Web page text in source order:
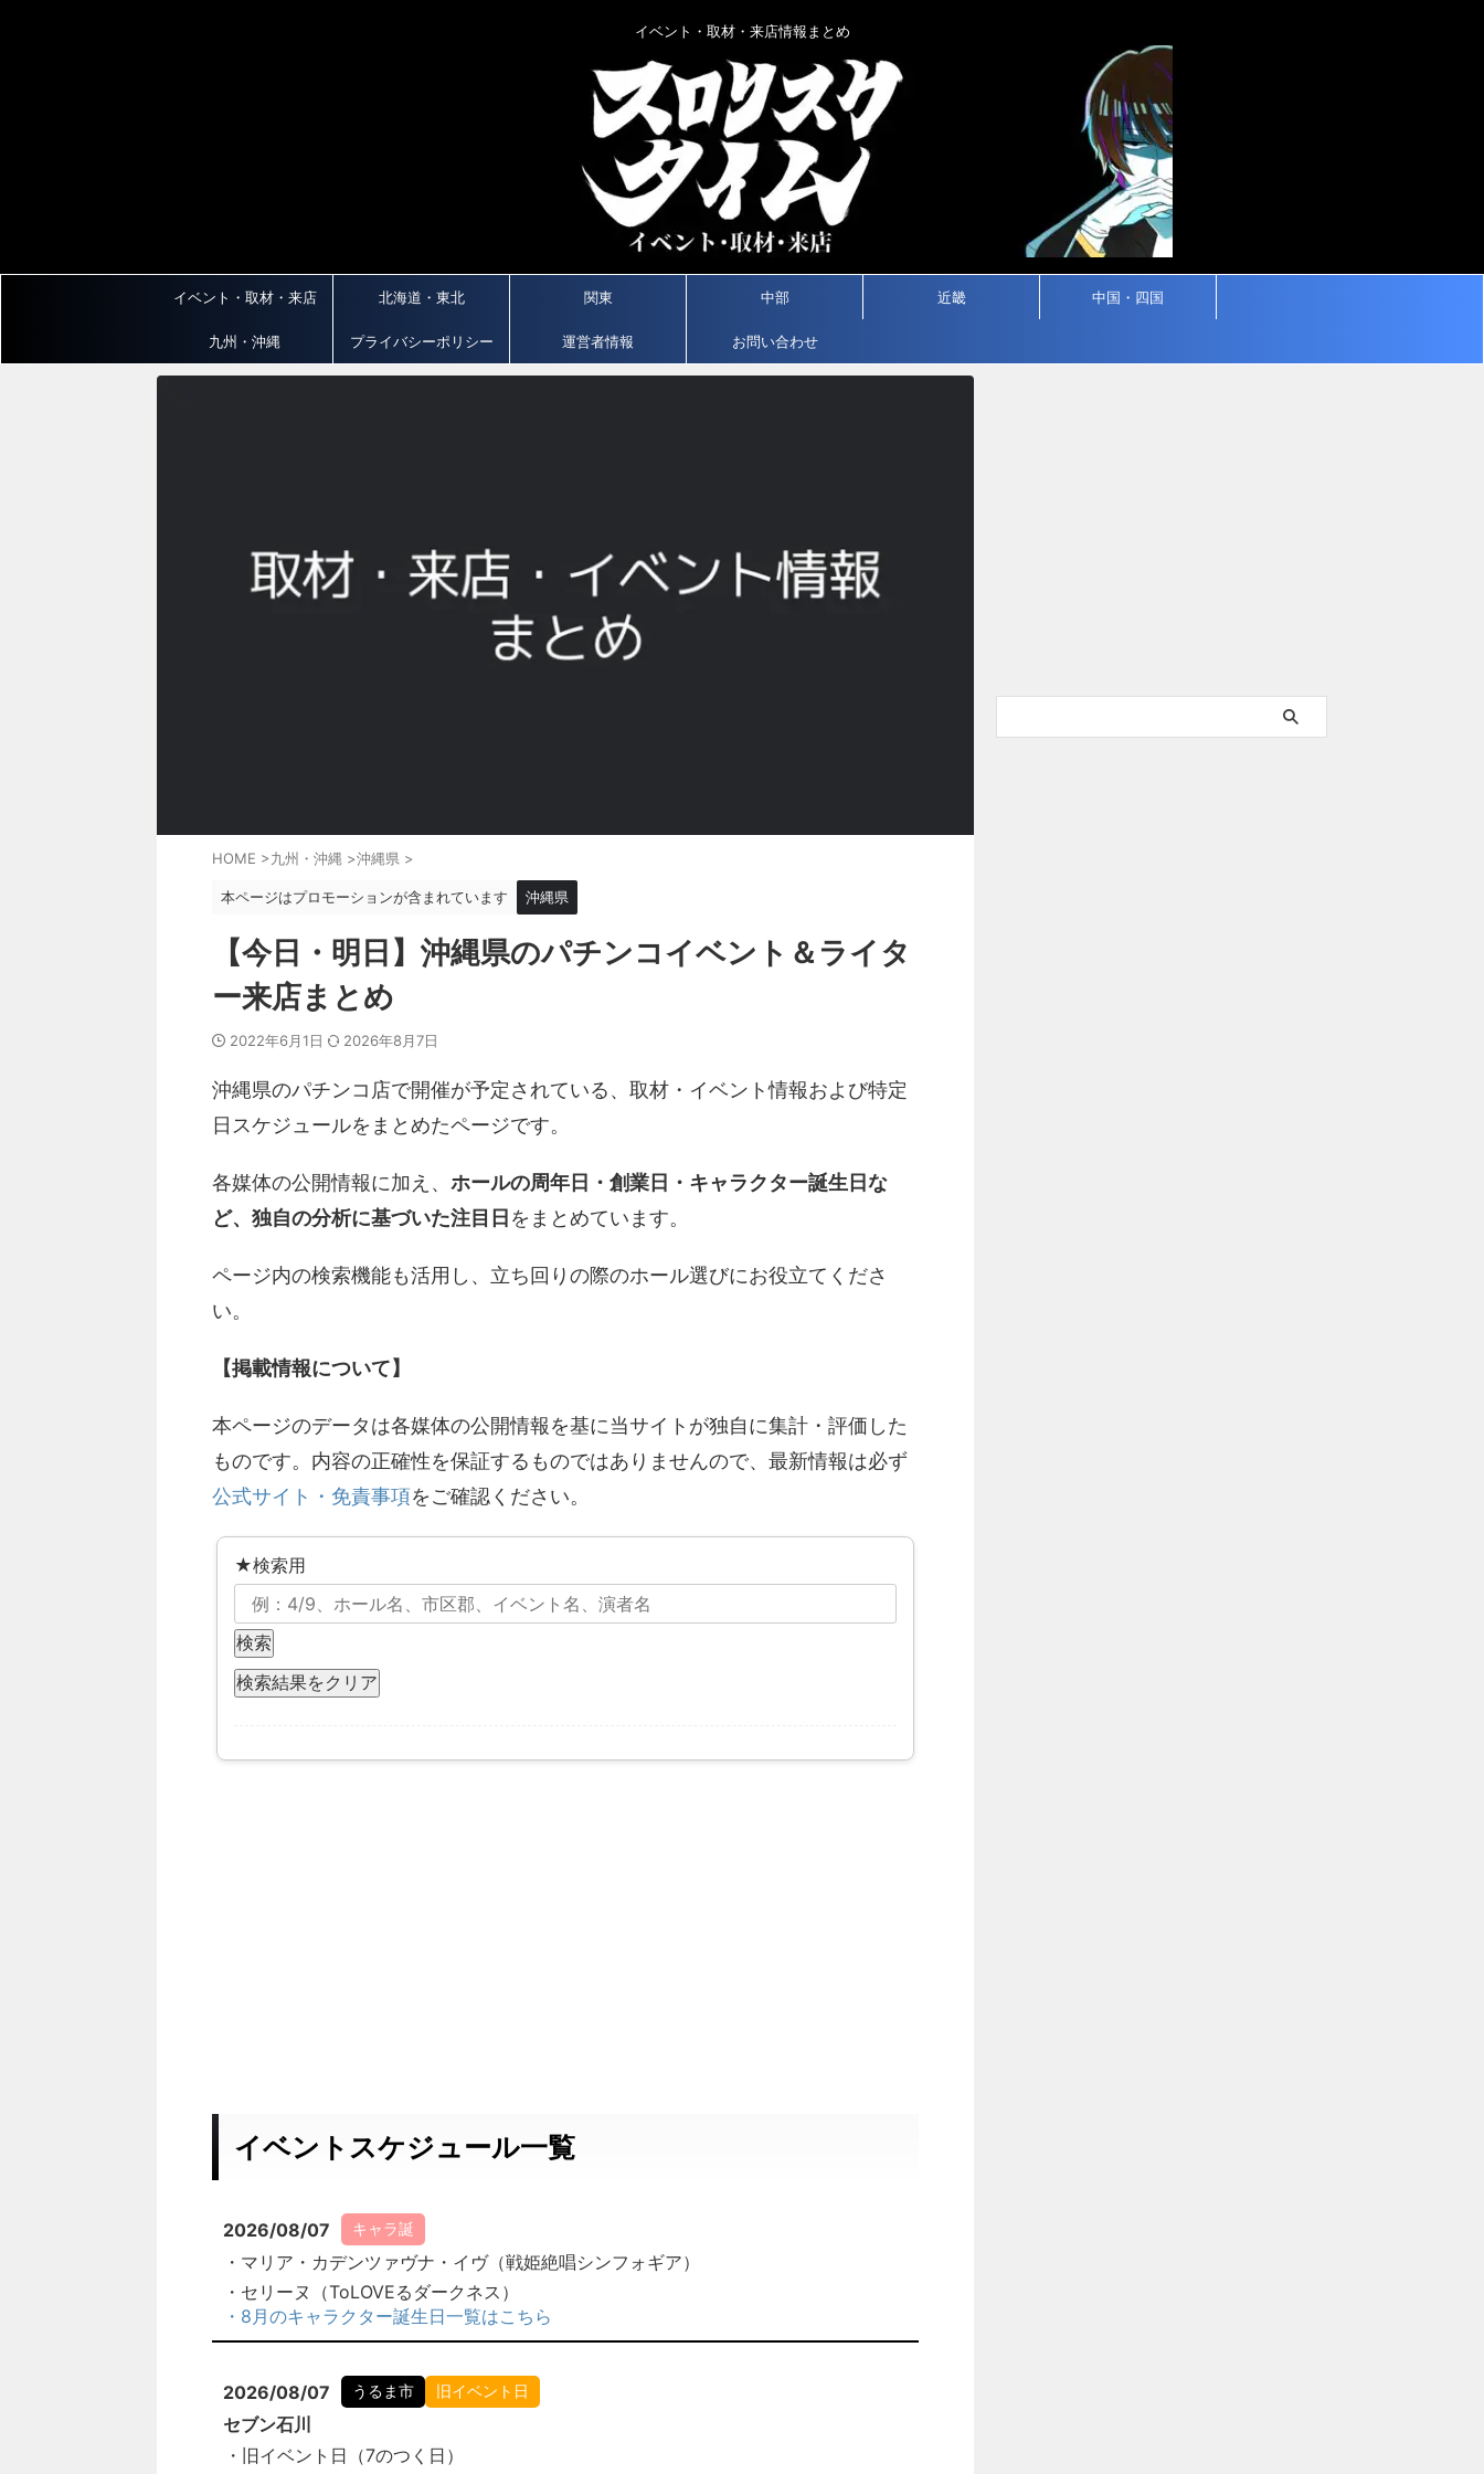
イベント・取材・来店情報まとめ
イベント・取材・来店 北海道・東北 関東 中部 近畿 中国・四国
九州・沖縄 プライバシーポリシー 運営者情報 お問い合わせ
HOME >九州・沖縄 >沖縄県 >
本ページはプロモーションが含まれています 沖縄県
【今日・明日】沖縄県のパチンコイベント＆ライタ
ー来店まとめ
2022年6月1日 2026年8月7日
沖縄県のパチンコ店で開催が予定されている、取材・イベント情報および特定
日スケジュールをまとめたページです。
各媒体の公開情報に加え、 ホールの周年日・創業日・キャラクター誕生日な
ど、独自の分析に基づいた注目日 をまとめています。
ページ内の検索機能も活用し、立ち回りの際のホール選びにお役立てくださ
い。
【掲載情報について】
本ページのデータは各媒体の公開情報を基に当サイトが独自に集計・評価した
ものです。内容の正確性を保証するものではありませんので、最新情報は必ず
公式サイト・免責事項をご確認ください。
★検索用
検索
検索結果をクリア
イベントスケジュール一覧
2026/08/07 キャラ誕
・マリア・カデンツァヴナ・イヴ（戦姫絶唱シンフォギア）
・セリーヌ（ToLOVEるダークネス）
・8月のキャラクター誕生日一覧はこちら
2026/08/07 うるま市 旧イベント日
セブン石川
・旧イベント日（7のつく日）